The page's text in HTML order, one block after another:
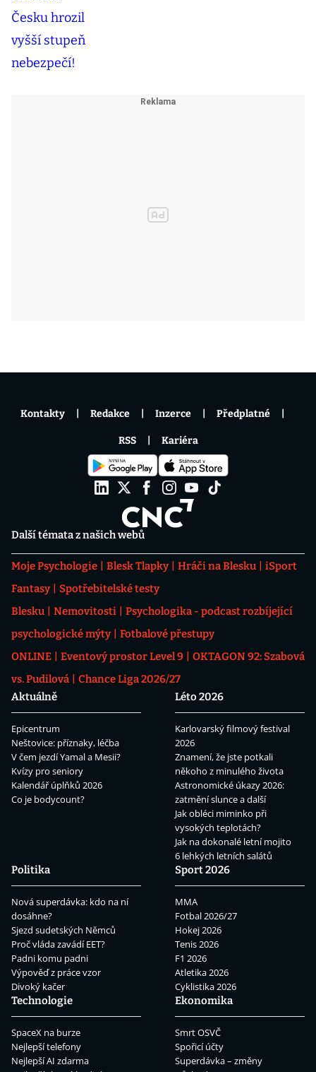
Další témata z našich webů
Moje Psychologie Blesk Tlapky Hráči na Blesku
iSport
Fantasy
Spotřebitelské testy
Blesku
Nemovitosti
Psychologika - podcast rozbíjející
psychologické mýty
Fotbalové přestupy
ONLINE
Eventový prostor Level 9
OKTAGON 92: Szabová
vs. Pudilová
Chance Liga 2026/27
Aktuálně
Epicentrum
Neštovice: příznaky, léčba
V čem jezdí Yamal a Mesii?
Kvízy pro seniory
Kalendář úplňků 2026
Co je bodycount?
Léto 2026
Karlovarský filmový festival
2026
Znamení, že jste potkali
někoho z minulého života
Astronomické úkazy 2026:
zatmění slunce a další
Jak obléci miminko při
vysokých teplotách?
Jak na dokonalé letní mojito
6 lehkých letních salátů
Politika
Nová superdávka: kdo na ní
dosáhne?
Sjezd sudetských Němců
Proč vláda zavádí EET?
Padni komu padni
Výpověď z práce vzor
Divoký kačer
Sport 2026
MMA
Fotbal 2026/27
Hokej 2026
Tenis 2026
F1 2026
Atletika 2026
Cyklistika 2026
Technologie
SpaceX na burze
Nejlepší telefony
Nejlepší AI zdarma
Ekonomika
Smrt OSVČ
Spořicí účty
Superdávka – změny
Kontakty Redakce Inzerce Předplatné
RSS Kariéra